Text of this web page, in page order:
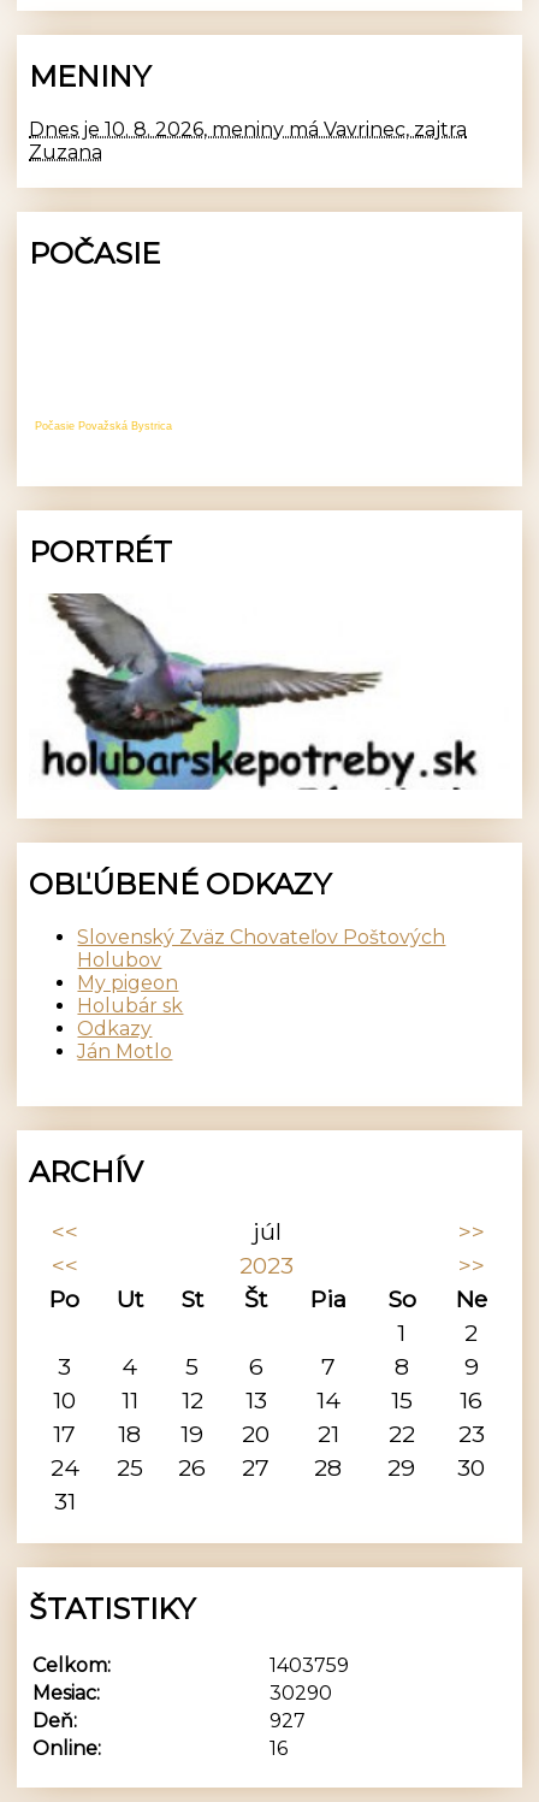
MENINY
Dnes je 10. 8. 2026, meniny má Vavrinec, zajtra
Zuzana
POČASIE
Počasie Považská Bystrica
PORTRÉT
OBĽÚBENÉ ODKAZY
Slovenský Zväz Chovateľov Poštových
Holubov
My pigeon
Holubár sk
Odkazy
Ján Motlo
ARCHÍV
<< júl
>>
<<
2023
>>
Po
Ut St Št Pia So
Ne
1
2
3
4 5 6 7 8
9
10
11 12 13 14 15
16
17
18 19 20 21 22
23
24
25 26 27 28 29
30
31
ŠTATISTIKY
Online: 16
Celkom:
1403759
Mesiac:
30290
Deň:
927